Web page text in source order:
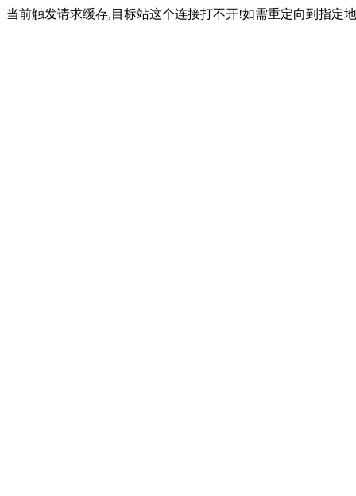
当前触发请求缓存,目标站这个连接打不开!如需重定向到指定